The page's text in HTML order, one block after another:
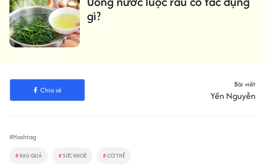
gì?
Chia sẻ
Bài viết
Yến Nguyễn
#Hashtag
# RAU QUẢ #SỨC KHOẺ #CƠ THỂ